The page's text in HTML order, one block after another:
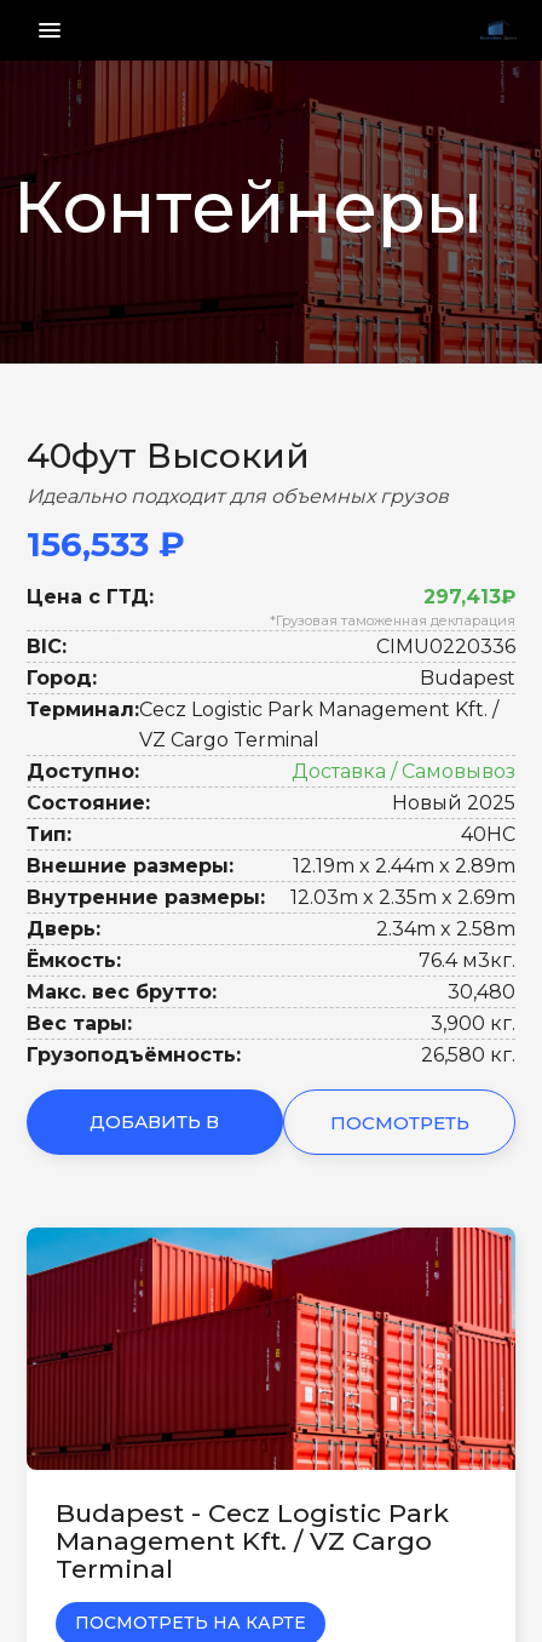
menu_vert
Контейнеры
НАЗАД ВПЕРЕД
40фут Высокий
Идеально подходит для объемных грузов
156,533 ₽
Цена с ГТД: 297,413₽
*Грузовая таможенная декларация
BIC:
CIMU0220336
Город:
Budapest
Терминал:Cecz Logistic Park Management Kft. /
VZ Cargo Terminal
Доступно:
Доставка / Самовывоз
Состояние:
Новый 2025
Тип:
40HC
Внешние размеры:
12.19m x 2.44m x 2.89m
Внутренние размеры:
12.03m x 2.35m x 2.69m
Дверь:
2.34m x 2.58m
Ёмкость:
76.4 м3кг.
Макс. вес брутто:
30,480
Вес тары:
3,900 кг.
Грузоподъёмность:
26,580 кг.
ДОБАВИТЬ В ПОСМОТРЕТЬ
Budapest - Cecz Logistic Park
Management Kft. / VZ Cargo
Terminal
ПОСМОТРЕТЬ НА КАРТЕ